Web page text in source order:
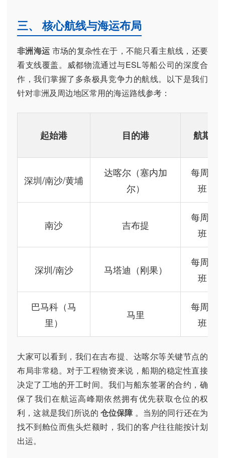
三、 核心航线与海运布局
非洲海运 市场的复杂性在于，不能只看主航线，还要
看支线覆盖。威都物流通过与ESL等船公司的深度合
作，我们掌握了多条极具竞争力的航线。以下是我们
针对非洲及周边地区常用的海运路线参考：
起始港 目的港 航期
深圳/南沙/黄埔
达喀尔（塞内加
尔）
每周2
班
南沙 吉布提
每周2
班
深圳/南沙 马塔迪（刚果）
每周2
班
巴马科（马
里）
马里
每周2
班
大家可以看到，我们在吉布提、达喀尔等关键节点的
布局非常稳。对于工程物资来说，船期的稳定性直接
决定了工地的开工时间。我们与船东签署的合约，确
保了我们在航运高峰期依然拥有优先获取仓位的权
利，这就是我们所说的 仓位保障 。当别的同行还在为
找不到舱位而焦头烂额时，我们的客户往往能按计划
出运。